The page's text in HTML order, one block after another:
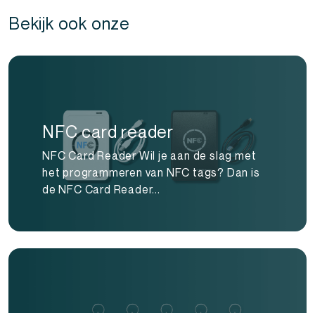
Bekijk ook onze
NFC card reader
NFC Card Reader Wil je aan de slag met
het programmeren van NFC tags? Dan is
de NFC Card Reader...